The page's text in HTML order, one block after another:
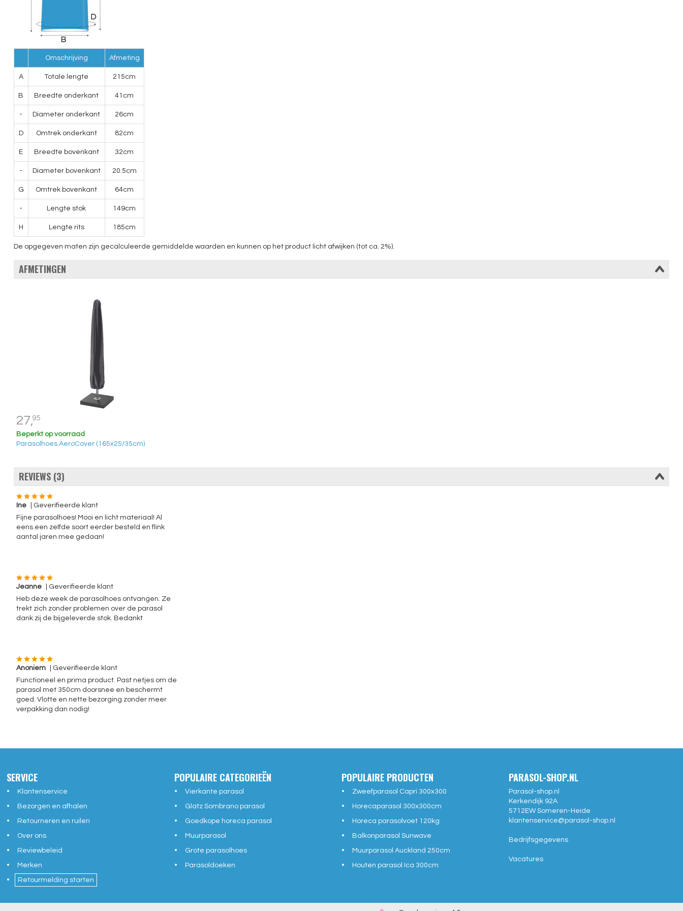
Omschrijving Afmeting
A Totale lengte 215cm
B Breedte onderkant 41cm
- Diameter onderkant 26cm
D Omtrek onderkant 82cm
E Breedte bovenkant 32cm
- Diameter bovenkant 20.5cm
G Omtrek bovenkant 64cm
- Lengte stok 149cm
H Lengte rits 185cm
De opgegeven maten zijn gecalculeerde gemiddelde waarden en kunnen op het product licht afwijken (tot ca. 2%).
AFMETINGEN
27,95
Beperkt op voorraad
Parasolhoes AeroCover (165x25/35cm)
REVIEWS (3)
Ine
| Geverifieerde klant
Fijne parasolhoes! Mooi en licht materiaal! Al
eens een zelfde soort eerder besteld en flink
aantal jaren mee gedaan!
Jeanne
| Geverifieerde klant
Heb deze week de parasolhoes ontvangen. Ze
trekt zich zonder problemen over de parasol
dank zij de bijgeleverde stok. Bedankt
Anoniem
| Geverifieerde klant
Functioneel en prima product. Past netjes om de
parasol met 350cm doorsnee en beschermt
goed. Vlotte en nette bezorging zonder meer
verpakking dan nodig!
SERVICE
Klantenservice
Bezorgen en afhalen
Retourneren en ruilen
Over ons
Reviewbeleid
Merken
Retourmelding starten
POPULAIRE CATEGORIEËN
Vierkante parasol
Glatz Sombrano parasol
Goedkope horeca parasol
Muurparasol
Grote parasolhoes
Parasoldoeken
POPULAIRE PRODUCTEN
Zweefparasol Capri 300x300
Horecaparasol 300x300cm
Horeca parasolvoet 120kg
Balkonparasol Sunwave
Muurparasol Auckland 250cm
Houten parasol Ica 300cm
PARASOL-SHOP.NL
Parasol-shop.nl
Kerkendijk 92A
5712EW Someren-Heide
klantenservice@parasol-shop.nl
Bedrijfsgegevens
Vacatures